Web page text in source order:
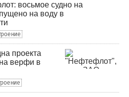
восьмое судно на
на воду в
проекта
верфи в